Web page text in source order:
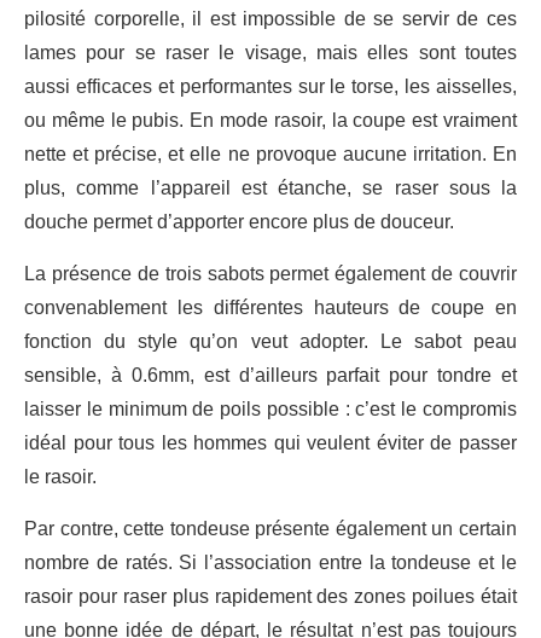
pilosité corporelle, il est impossible de se servir de ces
lames pour se raser le visage, mais elles sont toutes
aussi efficaces et performantes sur le torse, les aisselles,
ou même le pubis. En mode rasoir, la coupe est vraiment
nette et précise, et elle ne provoque aucune irritation. En
plus, comme l’appareil est étanche, se raser sous la
douche permet d’apporter encore plus de douceur.
La présence de trois sabots permet également de couvrir
convenablement les différentes hauteurs de coupe en
fonction du style qu’on veut adopter. Le sabot peau
sensible, à 0.6mm, est d’ailleurs parfait pour tondre et
laisser le minimum de poils possible : c’est le compromis
idéal pour tous les hommes qui veulent éviter de passer
le rasoir.
Par contre, cette tondeuse présente également un certain
nombre de ratés. Si l’association entre la tondeuse et le
rasoir pour raser plus rapidement des zones poilues était
une bonne idée de départ, le résultat n’est pas toujours